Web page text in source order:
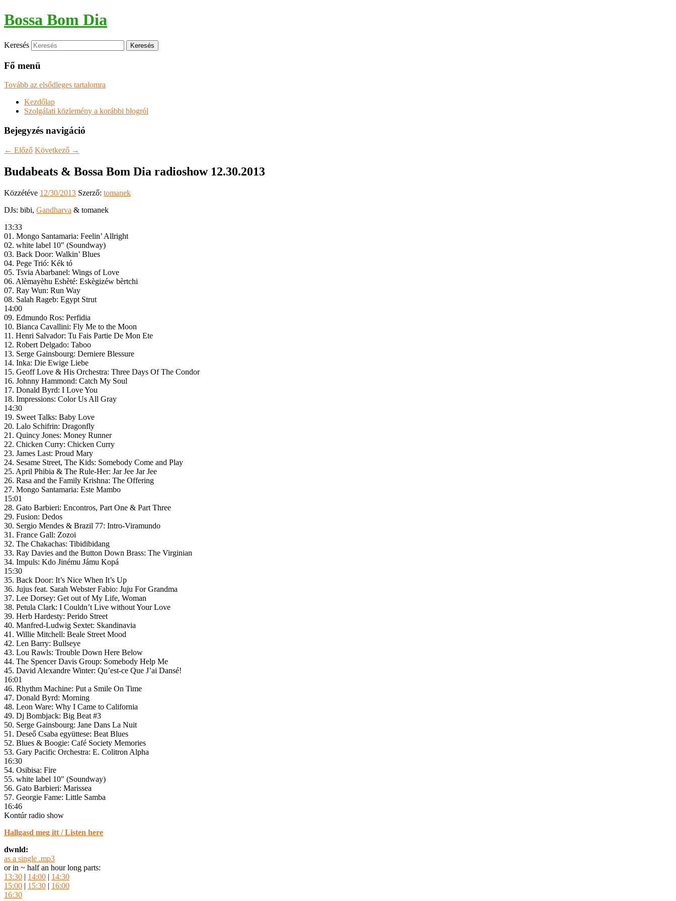
Bossa Bom Dia
Keresés
Fő menü
Tovább az elsődleges tartalomra
Kezdőlap
Szolgálati közlemény a korábbi blogról
Bejegyzés navigáció
← Előző Következő →
Budabeats & Bossa Bom Dia radioshow 12.30.2013
Közzétéve 12/30/2013 Szerző: tomanek
DJs: bibi, Gandharva & tomanek
13:33
01. Mongo Santamaria: Feelin’ Allright
02. white label 10″ (Soundway)
03. Back Door: Walkin’ Blues
04. Pege Trió: Kék tó
05. Tsvia Abarbanel: Wings of Love
06. Alèmayèhu Eshèté: Eskègizéw bèrtchi
07. Ray Wun: Run Way
08. Salah Rageb: Egypt Strut
14:00
09. Edmundo Ros: Perfidia
10. Bianca Cavallini: Fly Me to the Moon
11. Henri Salvador: Tu Fais Partie De Mon Ete
12. Robert Delgado: Taboo
13. Serge Gainsbourg: Derniere Blessure
14. Inka: Die Ewige Liebe
15. Geoff Love & His Orchestra: Three Days Of The Condor
16. Johnny Hammond: Catch My Soul
17. Donald Byrd: I Love You
18. Impressions: Color Us All Gray
14:30
19. Sweet Talks: Baby Love
20. Lalo Schifrin: Dragonfly
21. Quincy Jones: Money Runner
22. Chicken Curry: Chicken Curry
23. James Last: Proud Mary
24. Sesame Street, The Kids: Somebody Come and Play
25. April Phibia & The Rule-Her: Jar Jee Jar Jee
26. Rasa and the Family Krishna: The Offering
27. Mongo Santamaria: Este Mambo
15:01
28. Gato Barbieri: Encontros, Part One & Part Three
29. Fusion: Dedos
30. Sergio Mendes & Brazil 77: Intro-Viramundo
31. France Gall: Zozoi
32. The Chakachas: Tibidibidang
33. Ray Davies and the Button Down Brass: The Virginian
34. Impuls: Kdo Jinému Jámu Kopá
15:30
35. Back Door: It’s Nice When It’s Up
36. Jujus feat. Sarah Webster Fabio: Juju For Grandma
37. Lee Dorsey: Get out of My Life, Woman
38. Petula Clark: I Couldn’t Live without Your Love
39. Herb Hardesty: Perido Street
40. Manfred-Ludwig Sextet: Skandinavia
41. Willie Mitchell: Beale Street Mood
42. Len Barry: Bullseye
43. Lou Rawls: Trouble Down Here Below
44. The Spencer Davis Group: Somebody Help Me
45. David Alexandre Winter: Qu’est-ce Que J’ai Dansé!
16:01
46. Rhythm Machine: Put a Smile On Time
47. Donald Byrd: Morning
48. Leon Ware: Why I Came to California
49. Dj Bombjack: Big Beat #3
50. Serge Gainsbourg: Jane Dans La Nuit
51. Deseő Csaba együttese: Beat Blues
52. Blues & Boogie: Café Society Memories
53. Gary Pacific Orchestra: E. Colitron Alpha
16:30
54. Osibisa: Fire
55. white label 10″ (Soundway)
56. Gato Barbieri: Marissea
57. Georgie Fame: Little Samba
16:46
Kontúr radio show
Hallgasd meg itt / Listen here
dwnld:
as a single .mp3
or in ~ half an hour long parts:
13:30 | 14:00 | 14:30
15:00 | 15:30 | 16:00
16:30